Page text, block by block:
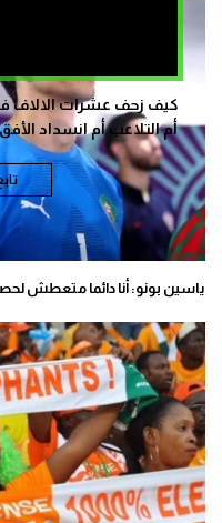
كيف زحف عشرات الالاف
أم التلاعب أم انسداد
ياسين بونو: أنا دائما متعطش